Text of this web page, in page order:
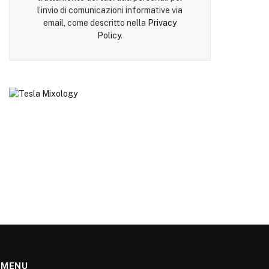
l’invio di comunicazioni informative via
email, come descritto nella Privacy
Policy.
MENU